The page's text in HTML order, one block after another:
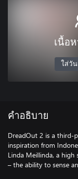
เนื้อ
ใส่วั
คำอธิบาย
DreadOut 2 is a third-
inspiration from
Linda Meillinda, a
– the ability to sense